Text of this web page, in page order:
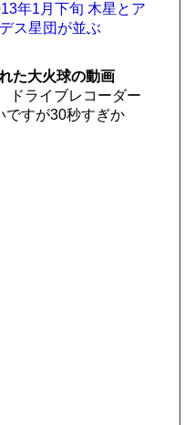
年1月下旬 木星とア
ス星団が並ぶ
た大火球の動画
ドライブレコーダー
ですが30秒すぎか